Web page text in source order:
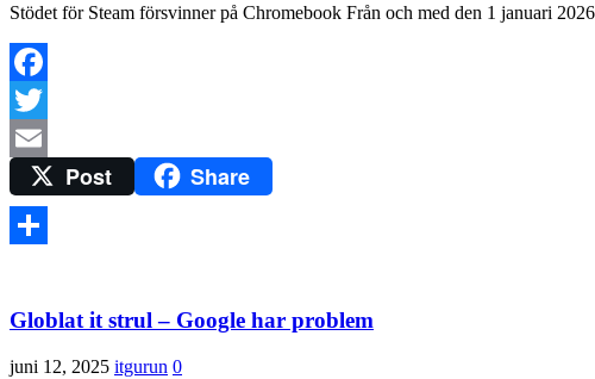
Stödet för Steam försvinner på Chromebook Från och med den 1 januari
Facebook
Twitter
Email
Post Share
Globlat it strul – Google har problem
juni 12, 2025 itgurun 0